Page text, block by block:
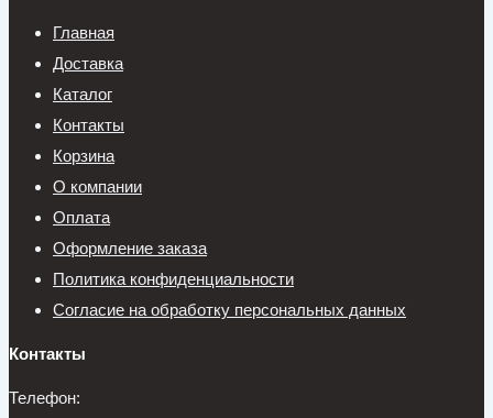
Главная
Доставка
Каталог
Контакты
Корзина
О компании
Оплата
Оформление заказа
Политика конфиденциальности
Согласие на обработку персональных данных
Контакты
Телефон: